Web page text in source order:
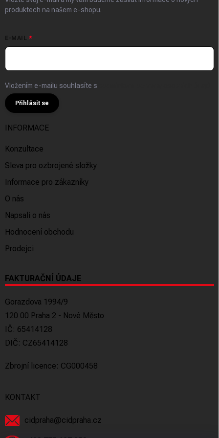
produktech na našem e-shopu.
E-MAIL
Vložením e-mailu souhlasíte s
Přihlásit se
INFORMACE
Konzultace
Sleva pro ozbrojené složky
Informace pro zákazníky
O nás
Napsali o nás
Hodnocení obchodu
Prodejci
FAKTURAČNÍ ÚDAJE
Gorazdova 1994/9
120 00 Praha 2 - Nové Město
IČ: 65414128
DIČ: CZ65414128
Zbrojní licence: CG000458
KONTAKT
cidpraha@cidpraha.cz